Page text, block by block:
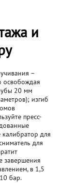
и
–
освобождая
20 мм
изгиб
пресс-
для
для
завершения
в 1,5
бар.